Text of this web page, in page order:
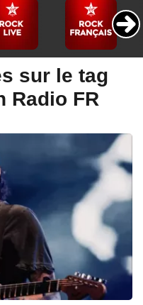
sur le tag
Radio FR